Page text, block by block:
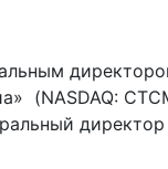
(NASDAQ: